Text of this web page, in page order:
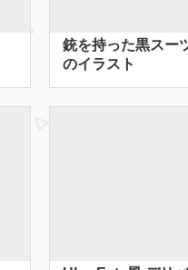
銃を持った黒スー
のイラスト